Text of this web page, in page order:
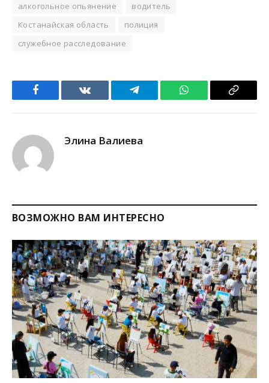
алкогольное опьянение
водитель
Костанайская область
полиция
служебное расследование
Facebook VKontakteTelegram WhatsApp Copy
Элина Валиева
ВОЗМОЖНО ВАМ ИНТЕРЕСНО